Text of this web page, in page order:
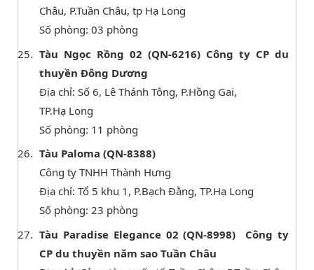
Châu, P.Tuần Châu, tp Hạ Long
Số phòng: 03 phòng
Tàu Ngọc Rồng 02 (QN-6216) Công ty CP du
thuyền Đông Dương
Địa chỉ: Số 6, Lê Thánh Tông, P.Hồng Gai,
TP.Hạ Long
Số phòng: 11 phòng
Tàu Paloma (QN-8388)
Công ty TNHH Thành Hưng
Địa chỉ: Tổ 5 khu 1, P.Bạch Đằng, TP.Hạ Long
Số phòng: 23 phòng
Tàu Paradise Elegance 02 (QN-8998) Công ty
CP du thuyền năm sao Tuần Châu